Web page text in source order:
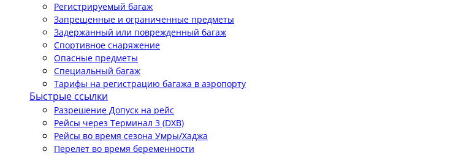
Регистрируемый багаж
Запрещенные и ограниченные предметы
Задержанный или поврежденный багаж
Спортивное снаряжение
Опасные предметы
Специальный багаж
Тарифы на регистрацию багажа в аэропорту
Быстрые ссылки
Разрешение Допуск на рейс
Рейсы через Терминал 3 (DXB)
Рейсы во время сезона Умры/Хаджа
Перелет во время беременности